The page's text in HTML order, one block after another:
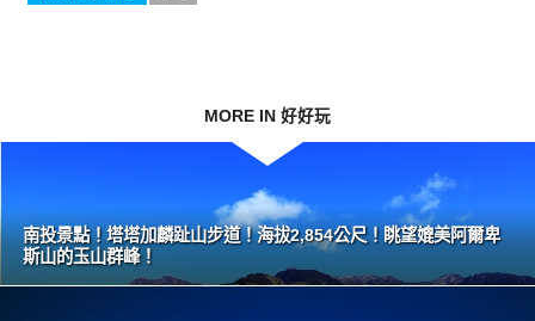
MORE IN 好好玩
南投景點！塔塔加麟趾山步道！海拔2,854公尺！眺望媲美阿爾卑
斯山的玉山群峰！